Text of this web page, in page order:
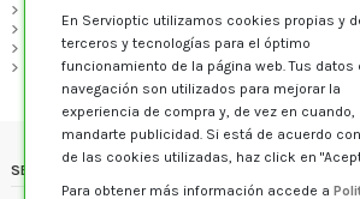
GAFAS DE SOL
Audiología
VARIOS
SERVIOPTIC
En Servioptic utilizamos cookies propias y
terceros y tecnologías para el óptimo
funcionamiento de la página web. Tus datos
navegación son utilizados para mejorar la
experiencia de compra y, de vez en cuando,
mandarte publicidad. Si está de acuerdo
de las cookies utilizadas, haz click en
Para obtener más información accede a